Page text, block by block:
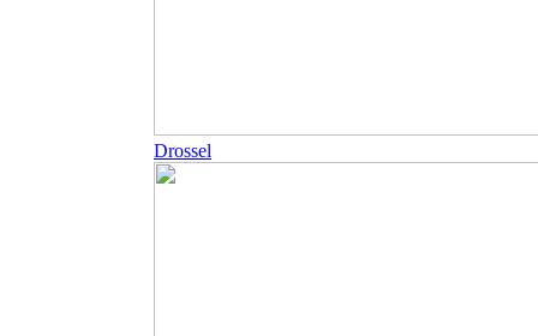
Drossel